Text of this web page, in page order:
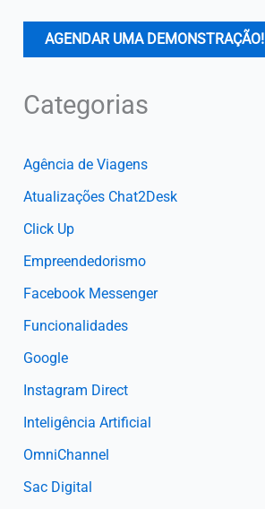
AGENDAR UMA DEMONSTRAÇÃO!
Categorias
Agência de Viagens
Atualizações Chat2Desk
Click Up
Empreendedorismo
Facebook Messenger
Funcionalidades
Google
Instagram Direct
Inteligência Artificial
OmniChannel
Sac Digital